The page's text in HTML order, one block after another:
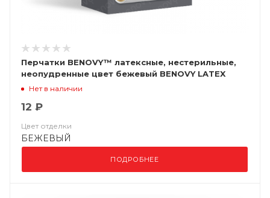
Перчатки BENOVY™ латексные, нестерильные,
неопудренные цвет бежевый BENOVY LATEX
CHLORINATED
Нет в наличии
12 ₽
Цвет отделки
БЕЖЕВЫЙ
ПОДРОБНЕЕ